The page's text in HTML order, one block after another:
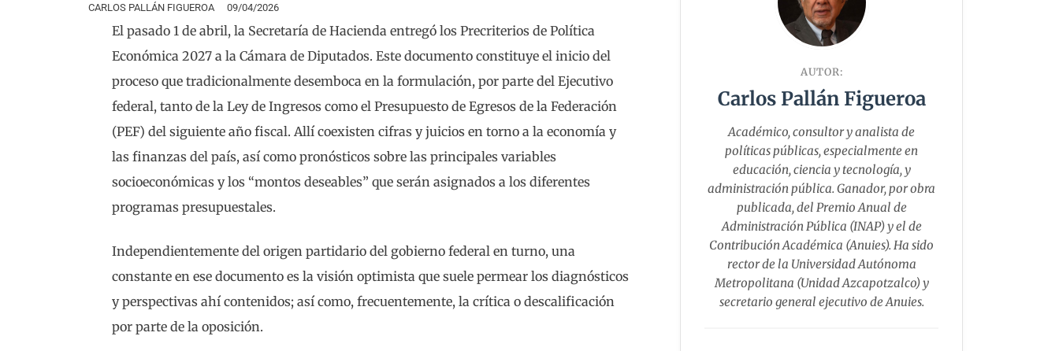
CARLOS PALLÁN FIGUEROA 09/04/2026
El pasado 1 de abril, la Secretaría de Hacienda entregó los Precriterios de Política
Económica 2027 a la Cámara de Diputados. Este documento constituye el inicio del
proceso que tradicionalmente desemboca en la formulación, por parte del Ejecutivo
federal, tanto de la Ley de Ingresos como el Presupuesto de Egresos de la Federación
(PEF) del siguiente año fiscal. Allí coexisten cifras y juicios en torno a la economía y
las finanzas del país, así como pronósticos sobre las principales variables
socioeconómicas y los “montos deseables” que serán asignados a los diferentes
programas presupuestales.
Independientemente del origen partidario del gobierno federal en turno, una
constante en ese documento es la visión optimista que suele permear los diagnósticos
y perspectivas ahí contenidos; así como, frecuentemente, la crítica o descalificación
por parte de la oposición.
AUTOR:
Carlos Pallán Figueroa
Académico, consultor y analista de
políticas públicas, especialmente en
educación, ciencia y tecnología, y
administración pública. Ganador, por obra
publicada, del Premio Anual de
Administración Pública (INAP) y el de
Contribución Académica (Anuies). Ha sido
rector de la Universidad Autónoma
Metropolitana (Unidad Azcapotzalco) y
secretario general ejecutivo de Anuies.